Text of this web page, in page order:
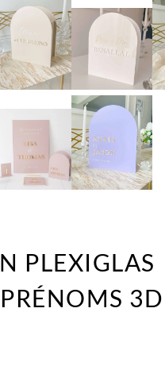
PLEXIGLAS
3D